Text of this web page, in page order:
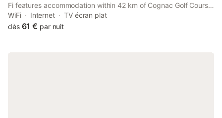
Fi features accommodation within 42 km of Cognac Golf Course.
Free WiFi is available throughout the property and Hirondelle
Golf Course is 10 km away.
WiFi Internet
TV écran plat
dès 61 € par nuit